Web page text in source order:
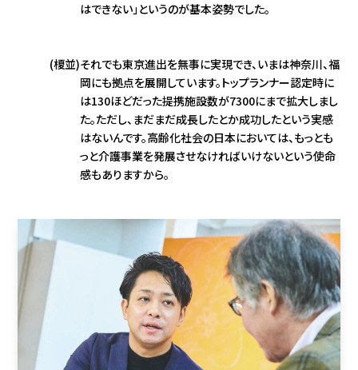
はできない」というのが基本姿勢でした。
(榎並)それでも東京進出を無事に実現でき、いまは神奈川、福
岡にも拠点を展開しています。トップランナー認定時に
は130ほどだった提携施設数が7300にまで拡大しまし
た。ただし、まだまだ成長したとか成功したという実感
はないんです。高齢化社会の日本においては、もっとも
っと介護事業を発展させなければいけないという使命
感もありますから。